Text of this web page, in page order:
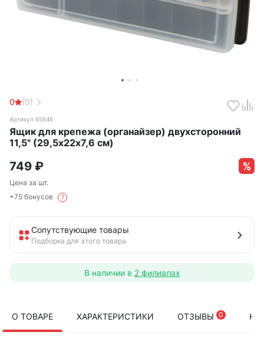
0 (0)
Артикул 65646
Ящик для крепежа (органайзер) двухсторонний
11,5" (29,5х22х7,6 см)
749 ₽
Цена за шт.
+75 бонусов
?
Сопутствующие товары
Подборка для этого товара
В наличии в 2 филиалах
О ТОВАРЕ ХАРАКТЕРИСТИКИ ОТЗЫВЫ 0